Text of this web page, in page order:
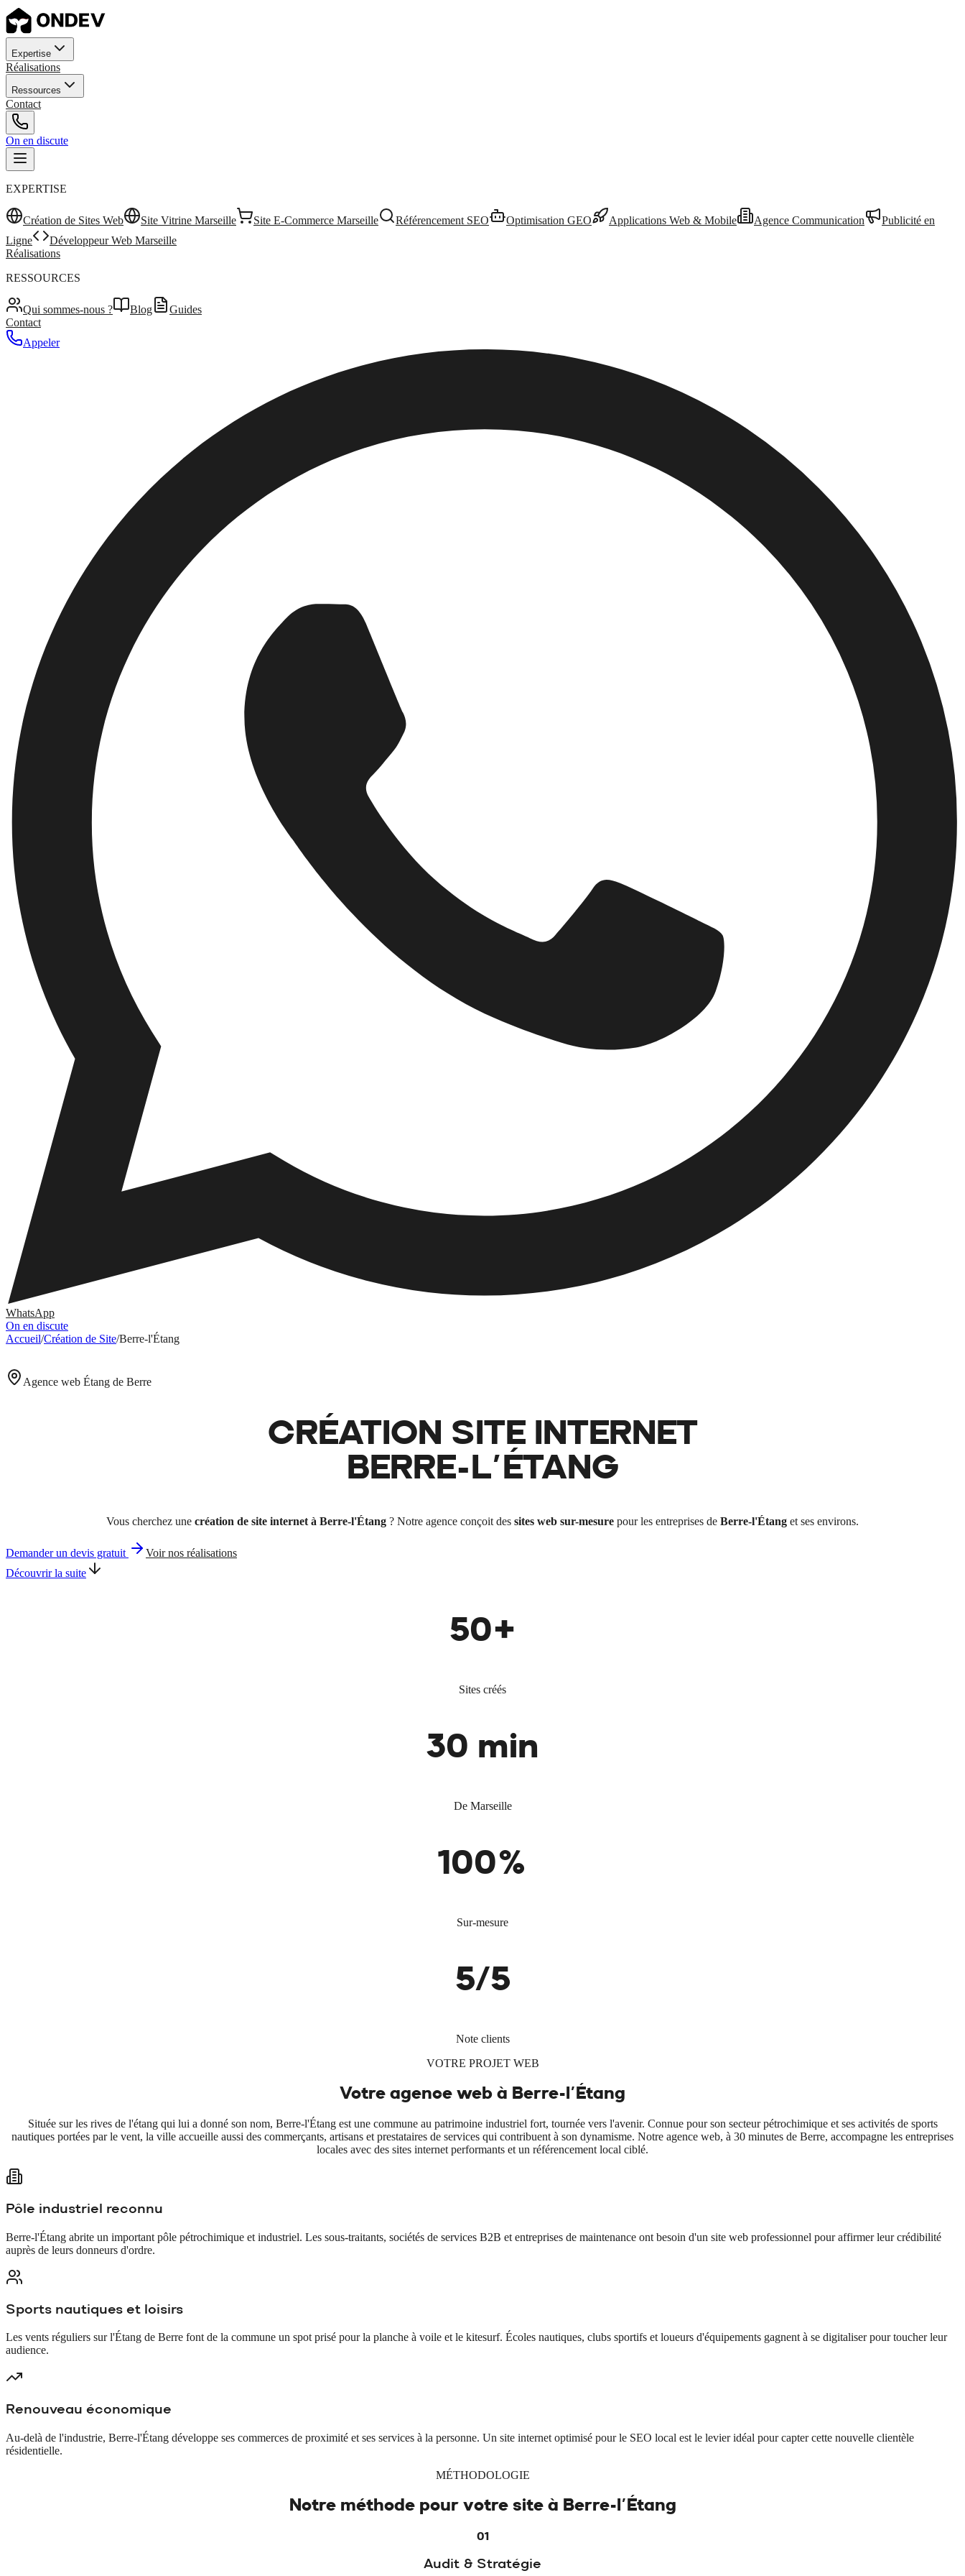
Expertise
Réalisations
Ressources
Contact
On en discute
EXPERTISE
Création de Sites Web Site Vitrine Marseille Site E-Commerce Marseille Référencement SEO Optimisation GEO Applications Web & Mobile Agence Communication
Publicité en
Ligne
Développeur Web Marseille
Réalisations
RESSOURCES
Qui sommes-nous ? Blog
Guides
Contact
Appeler
WhatsApp
On en discute
Accueil/Création de Site/Berre-l'Étang
Agence web Étang de Berre
CRÉATION SITE INTERNET
BERRE-L'ÉTANG
Vous cherchez une création de site internet à Berre-l'Étang ? Notre agence conçoit des sites web sur-mesure pour les entreprises de Berre-l'Étang et ses environs.
Demander un devis gratuit
Voir nos réalisations
Découvrir la suite
50+
Sites créés
30 min
De Marseille
100%
Sur-mesure
5/5
Note clients
VOTRE PROJET WEB
Votre agence web à Berre-l'Étang
Située sur les rives de l'étang qui lui a donné son nom, Berre-l'Étang est une commune au patrimoine industriel fort, tournée vers l'avenir. Connue pour son secteur pétrochimique et ses activités de sports
nautiques portées par le vent, la ville accueille aussi des commerçants, artisans et prestataires de services qui contribuent à son dynamisme. Notre agence web, à 30 minutes de Berre, accompagne les entreprises
locales avec des sites internet performants et un référencement local ciblé.
Pôle industriel reconnu
Berre-l'Étang abrite un important pôle pétrochimique et industriel. Les sous-traitants, sociétés de services B2B et entreprises de maintenance ont besoin d'un site web professionnel pour affirmer leur crédibilité
auprès de leurs donneurs d'ordre.
Sports nautiques et loisirs
Les vents réguliers sur l'Étang de Berre font de la commune un spot prisé pour la planche à voile et le kitesurf. Écoles nautiques, clubs sportifs et loueurs d'équipements gagnent à se digitaliser pour toucher leur
audience.
Renouveau économique
Au-delà de l'industrie, Berre-l'Étang développe ses commerces de proximité et ses services à la personne. Un site internet optimisé pour le SEO local est le levier idéal pour capter cette nouvelle clientèle
résidentielle.
MÉTHODOLOGIE
Notre méthode pour votre site à Berre-l'Étang
01
Audit & Stratégie